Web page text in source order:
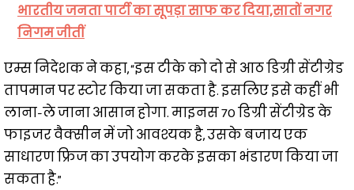
भारतीय जनता पार्टी का सूपड़ा साफ कर दिया,सातों नगर
निगम जीतीं
एम्स निदेशक ने कहा, “इस टीके को दो से आठ डिग्री सेंटीग्रेड
तापमान पर स्टोर किया जा सकता है. इसलिए इसे कहीं भी
लाना-ले जाना आसान होगा. माइनस 70 डिग्री सेंटीग्रेड के
फाइजर वैक्सीन में जो आवश्यक है, उसके बजाय एक
साधारण फ्रिज का उपयोग करके इसका भंडारण किया जा
सकता है.”